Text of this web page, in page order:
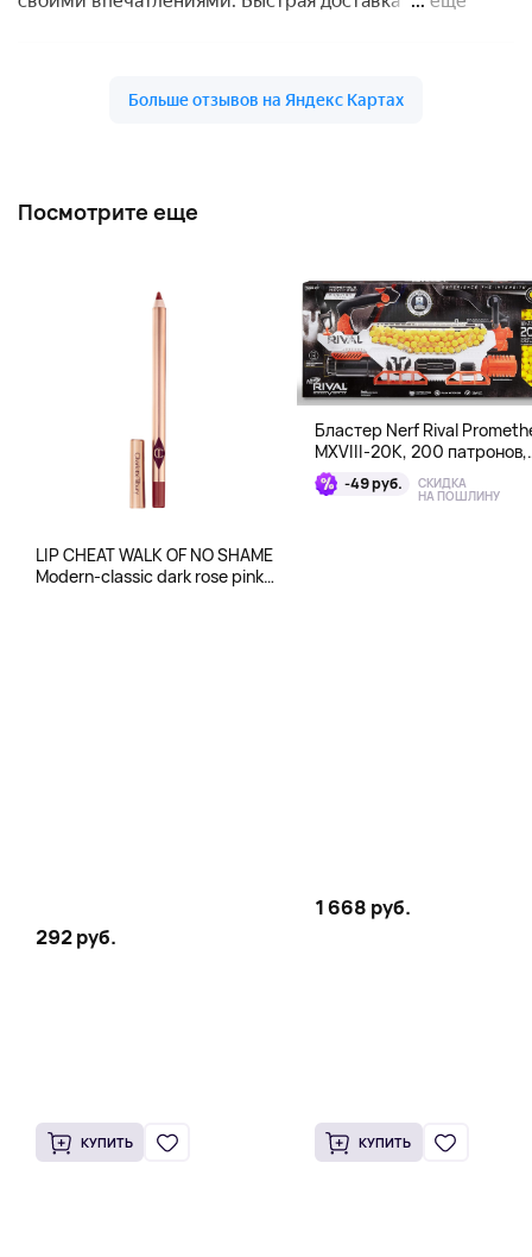
Посмотрите еще
LIP CHEAT WALK OF NO SHAME
Modern-classic dark rose pink
292 руб.
КУПИТЬ
Бластер Nerf Rival
MXVIII-20K, 200 патронов,
возраст 14+
-49 руб. СКИДКА
НА ПОШЛИНУ
1 668 руб.
КУПИТЬ